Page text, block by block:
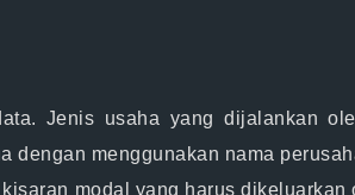
Jenis usaha yang dijalankan
dengan menggunakan nama
modal yang harus